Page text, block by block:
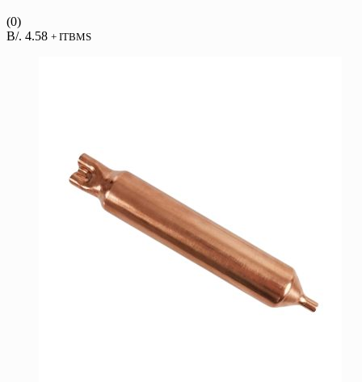
(0)
B/. 4.58 + ITBMS